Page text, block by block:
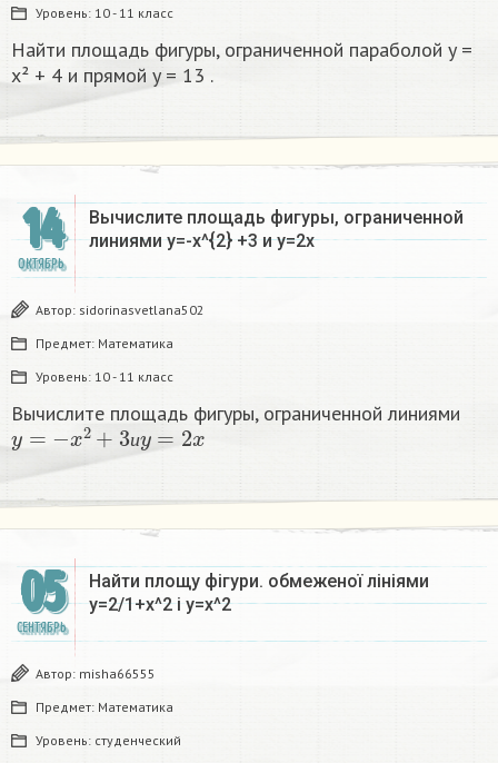
Уровень: 10 - 11 класс
Найти площадь фигуры, ограниченной параболой y =
x² + 4 и прямой y = 13 .
14
ОКТЯБРЬ
Вычислите площадь фигуры, ограниченной
линиями y=-x^{2} +3 и y=2x
Автор: sidorinasvetlana502
Предмет: Математика
Уровень: 10 - 11 класс
Вычислите площадь фигуры, ограниченной линиями
и
y=−x2+3и y=2x
05
СЕНТЯБРЬ
Найти площу фігури. обмеженої лініями
y=2/1+x^2 і у=х^2
Автор: misha66555
Предмет: Математика
Уровень: студенческий